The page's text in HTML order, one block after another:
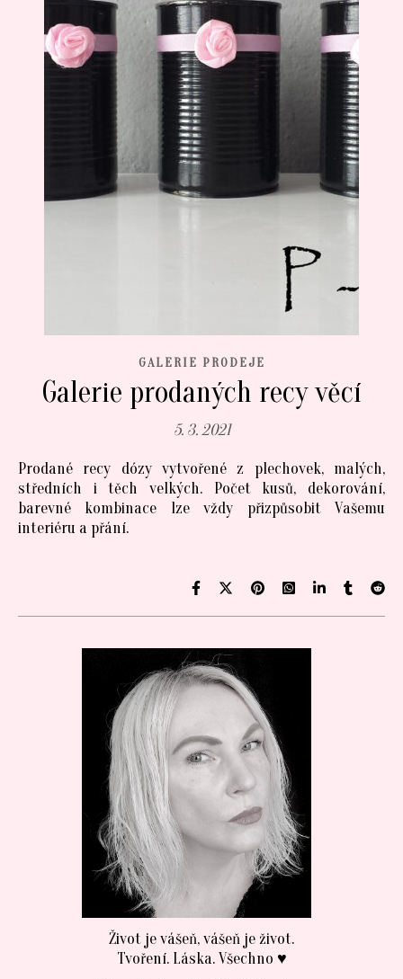
GALERIE PRODEJE
Galerie prodaných recy věcí
5. 3. 2021
Prodané recy dózy vytvořené z plechovek, malých,
středních i těch velkých. Počet kusů, dekorování,
barevné kombinace lze vždy přizpůsobit Vašemu
interiéru a přání.
Život je vášeň, vášeň je život.
Tvoření. Láska. Všechno ♥